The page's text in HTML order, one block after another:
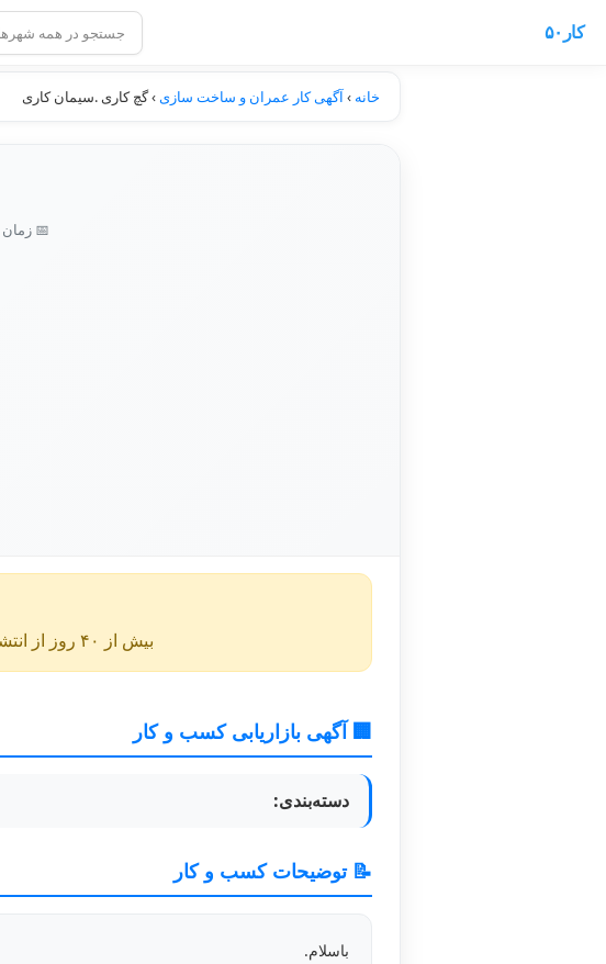
کار۵۰
خانه ›آگهی کار عمران و ساخت سازی›گچ کاری .سیمان کاری
📅 زمان
بیش از ۴۰ روز از انتشار این آگهی گذشته و ممکن است اطلاعات آن به‌روز نباشد.
🏢 آگهی بازاریابی کسب و کار
دسته‌بندی:
📝 توضیحات کسب و کار
باسلام.